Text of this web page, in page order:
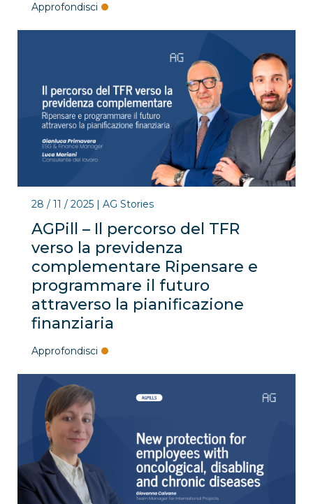
Approfondisci
AGPill – Il percorso del TFR
verso la previdenza
complementare Ripensare e
programmare il futuro
attraverso la pianificazione
finanziaria
28 / 11 / 2025| AG Stories
Approfondisci